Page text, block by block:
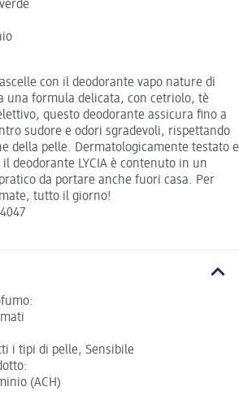
con il deodorante vapo nature di
una formula delicata, con cetriolo, tè
questo deodorante assicura fino a
sudore e odori sgradevoli, rispettando
della pelle. Dermatologicamente testato e
deodorante LYCIA è contenuto in un
da portare anche fuori casa. Per
tutto il giorno!
i tipi di pelle, Sensibile
(ACH)